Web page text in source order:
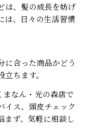
は、髪の成長を妨げ
は、日々の生活習慣
合った商品かどう
ちます。
まなん・光の森店で
イス、頭皮チェック
まず、気軽に相談し